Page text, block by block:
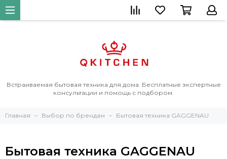
Встраиваемая бытовая техника для дома. Бесплатные экспертные
консультации и помощь с подбором.
Главная Выбор по брендам Бытовая техника GAGGENAU
Бытовая техника GAGGENAU